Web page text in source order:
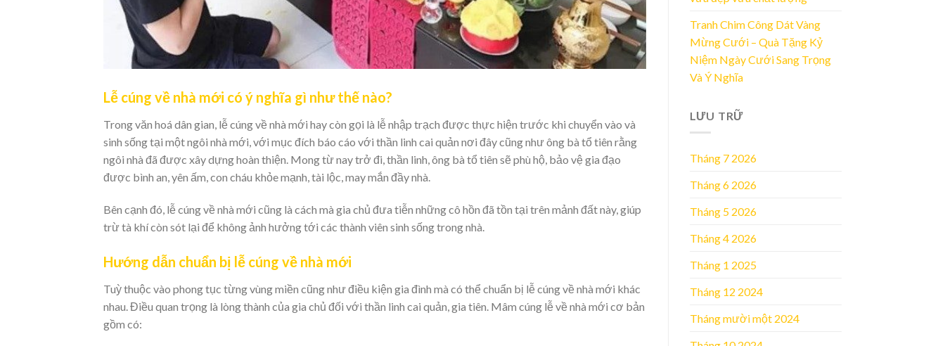
Lễ cúng về nhà mới có ý nghĩa gì như thế nào?
Trong văn hoá dân gian, lễ cúng về nhà mới hay còn gọi là lễ nhập trạch được thực hiện trước khi chuyển vào và
sinh sống tại một ngôi nhà mới, với mục đích báo cáo với thần linh cai quản nơi đây cũng như ông bà tổ tiên rằng
ngôi nhà đã được xây dựng hoàn thiện. Mong từ nay trở đi, thần linh, ông bà tổ tiên sẽ phù hộ, bảo vệ gia đạo
được bình an, yên ấm, con cháu khỏe mạnh, tài lộc, may mắn đầy nhà.
Bên cạnh đó, lễ cúng về nhà mới cũng là cách mà gia chủ đưa tiễn những cô hồn đã tồn tại trên mảnh đất này, giúp
trừ tà khí còn sót lại để không ảnh hưởng tới các thành viên sinh sống trong nhà.
Hướng dẫn chuẩn bị lễ cúng về nhà mới
Tuỳ thuộc vào phong tục từng vùng miền cũng như điều kiện gia đình mà có thể chuẩn bị lễ cúng về nhà mới khác
nhau. Điều quan trọng là lòng thành của gia chủ đối với thần linh cai quản, gia tiên. Mâm cúng lễ về nhà mới cơ bản
gồm có:
Tranh Chim Công Dát Vàng
Mừng Cưới – Quà Tặng Kỷ
Niệm Ngày Cưới Sang Trọng
Và Ý Nghĩa
LƯU TRỮ
Tháng 7 2026
Tháng 6 2026
Tháng 5 2026
Tháng 4 2026
Tháng 1 2025
Tháng 12 2024
Tháng mười một 2024